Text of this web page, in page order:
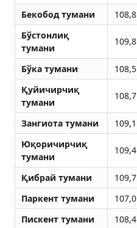
Бекобод тумани 108,8
Бўстонлиқ
тумани
109,8
Бўка тумани 108,5
Қуйичирчиқ
тумани
108,7
Зангиота тумани 109,1
Юқоричирчиқ
тумани
109,4
Қибрай тумани 109,7
Паркент тумани
107,0
Пискент тумани
108,4